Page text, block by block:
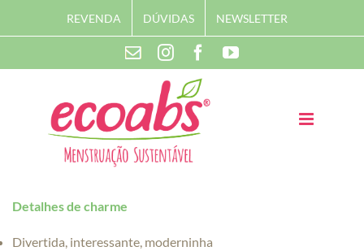
REVENDA DÚVIDAS NEWSLETTER
ContatoInstagramFacebookYouTube
Detalhes de charme
Divertida, interessante, moderninha